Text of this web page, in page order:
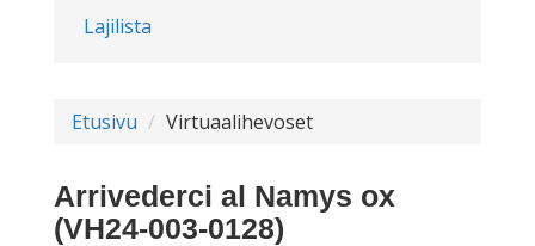
Lajilista
Etusivu Virtuaalihevoset
Arrivederci al Namys ox
(VH24-003-0128)